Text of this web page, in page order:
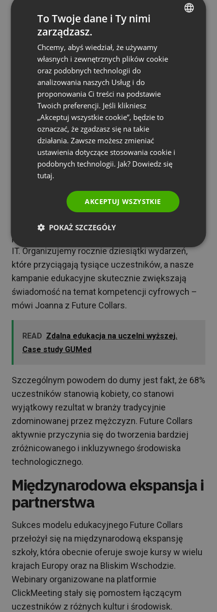
Śledzenie konwersji między uczestnictwem
w bezpłatnych webinarach a zapisami na
pełne programy szkoleniowe
Rezultat: tysiące
odmienionych karier
Strategiczne wykorzystanie webinarów za
pośrednictwem platformy ClickMeeting
przyniosło Future Collars spektakularne rezultaty.
W ciągu kilku lat działalności, Future Collars
zdołało stworzyć jedną z najbardziej
rozpoznawalnych i inkluzywnych społeczności
technologicznych w regionie.
– Dzięki webinarom i kursom online dotarliśmy do
ponad 5000 osób zainteresowanych rozwojem w
IT. Organizujemy rocznie dziesiątki wydarzeń,
które przyciągają tysiące uczestników, a nasze
kampanie edukacyjne skutecznie zwiększają
świadomość na temat kompetencji cyfrowych –
mówi Joanna z Future Collars.
READ Zdalna edukacja na uczelni wyższej.
Case study GUMed
Szczególnym powodem do dumy jest fakt, że 68%
uczestników stanowią kobiety, co stanowi
wyjątkowy rezultat w branży tradycyjnie
zdominowanej przez mężczyzn. Future Collars
aktywnie przyczynia się do tworzenia bardziej
zróżnicowanego i inkluzywnego środowiska
technologicznego.
Międzynarodowa ekspansja i
partnerstwa
Sukces modelu edukacyjnego Future Collars
przełożył się na międzynarodową ekspansję
szkoły, która obecnie oferuje swoje kursy w wielu
krajach Europy oraz na Bliskim Wschodzie.
Webinary organizowane na platformie
ClickMeeting stały się pomostem łączącym
uczestników z różnych kultur i środowisk.
FRENCH
RUSSIAN
SPANISH
ITALIAN
To Twoje dane i Ty nimi
zarządzasz.
Chcemy, abyś wiedział, że używamy
własnych i zewnętrznych plików cookie
oraz podobnych technologii do
analizowania naszych Usług i do
proponowania Ci treści na podstawie
Twoich preferencji. Jeśli klikniesz
„Akceptuj wszystkie cookie”, będzie to
oznaczać, że zgadzasz się na takie
działania. Zawsze możesz zmieniać
ustawienia dotyczące stosowania cookie i
podobnych technologii. Jak? Dowiedz się
tutaj.
AKCEPTUJ WSZYSTKIE
POKAŻ SZCZEGÓŁY